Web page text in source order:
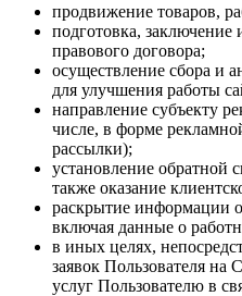
продвижение товаров,
подготовка, заключение
правового договора;
осуществление сбора и
для улучшения работы
направление субъекту
числе, в форме
рассылки);
установление обратной
также оказание
раскрытие информации
включая данные о
в иных целях,
заявок Пользователя на
услуг Пользователю в